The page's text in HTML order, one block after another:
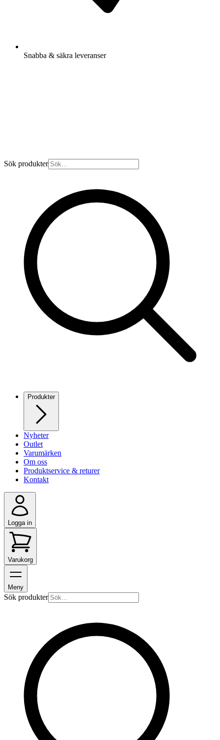
Snabba & säkra leveranser
Sök produkter
Produkter
Nyheter
Outlet
Varumärken
Om oss
Produktservice & returer
Kontakt
Logga in
Varukorg
Meny
Sök produkter